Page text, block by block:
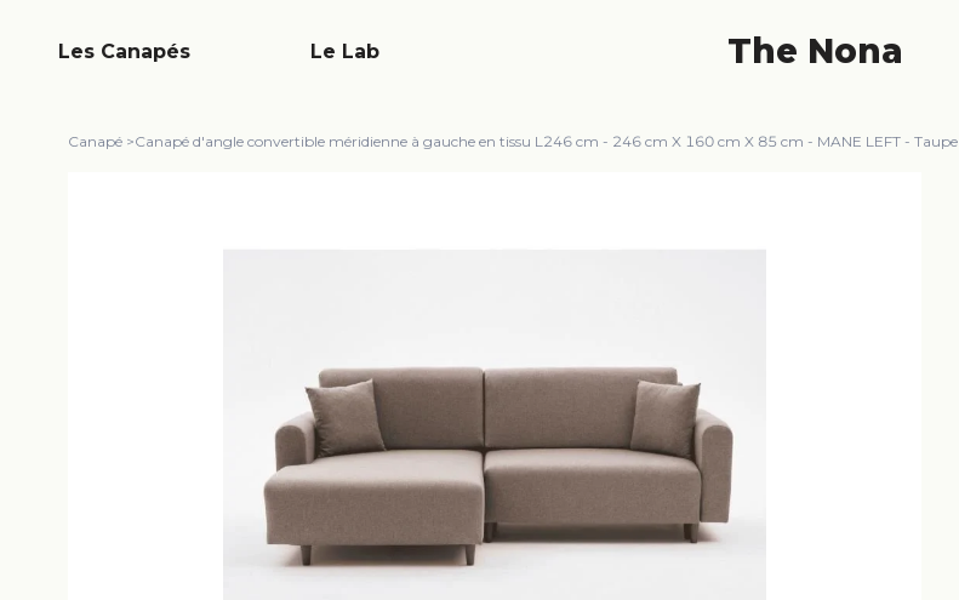
The Nona
Les Canapés Le Lab
Canapé >Canapé d'angle convertible méridienne à gauche en tissu L246 cm - 246 cm X 160 cm X 85 cm - MANE LEFT - Taupe